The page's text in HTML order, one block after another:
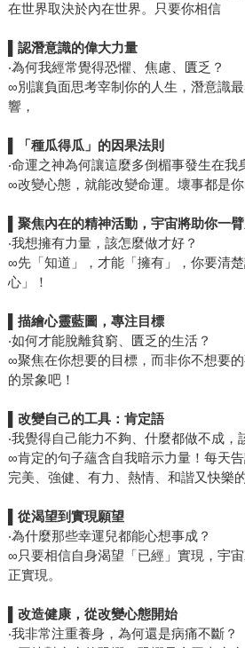
在世界取決於內在世界。只要你相信
認潛意識的偉大力量
‧為何我經常覺得恐懼、焦慮、匱乏？
∞別讓負面思考宰制你的人生，潛意識
響，
「種瓜得瓜」的因果法則
‧命運之神為何讓這麼多倒楣事發生在我
∞改變心態，就能改變命運。壞事都是你
聚焦內在的精神活動，宇宙將助你一
‧我想擁有力量，該怎麼做才好？
∞先「知道」，才能「擁有」，你要清
心」！
描繪心靈藍圖，專注目標
‧如何才能脫離貧窮、匱乏的生活？
∞聚焦在你想要的目標，而非你不想要
的景象吧！
改變自己的工具：肯定語
‧我覺得自己能力不夠、什麼都做不成，
∞肯定的句子蘊含自我暗示力量！每天告
完美、強健、有力、熱情、和諧又快樂的
從渴望到實現願望
‧為什麼那些幸運兒都能心想事成？
∞只要相信自身渴望「已經」實現，宇
正實現。
改造健康，從改變心態開始
‧我非常注重養身，為何還是病痛不斷？